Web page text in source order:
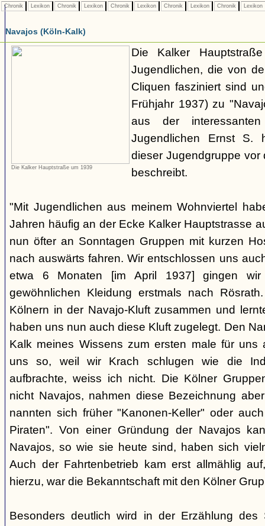
Chronik Lexikon Chronik Lexikon Chronik Lexikon Chronik Lexikon Chronik Lexikon
Navajos (Köln-Kalk)
Die Kalker Hauptstraße um 1939
Die Kalker
Jugendlichen, die von
Cliquen fasziniert sind
Frühjahr 1937) zu
aus der
Jugendlichen Ernst S.
dieser Jugendgruppe
beschreibt.
"Mit Jugendlichen aus meinem Wohnviertel
Jahren häufig an der Ecke Kalker Hauptstrasse
nun öfter an Sonntagen Gruppen mit kurzen
nach auswärts fahren. Wir entschlossen uns
etwa 6 Monaten [im April 1937] gingen
gewöhnlichen Kleidung erstmals nach
Kölnern in der Navajo-Kluft zusammen und
haben uns nun auch diese Kluft zugelegt. Den
Kalk meines Wissens zum ersten male für uns
uns so, weil wir Krach schlugen wie die
aufbrachte, weiss ich nicht. Die Kölner
nicht Navajos, nahmen diese Bezeichnung
nannten sich früher "Kanonen-Keller" oder
Piraten". Von einer Gründung der Navajos
Navajos, so wie sie heute sind, haben sich
Auch der Fahrtenbetrieb kam erst allmählig
hierzu, war die Bekanntschaft mit den Kölner
Besonders deutlich wird in der Erzählung